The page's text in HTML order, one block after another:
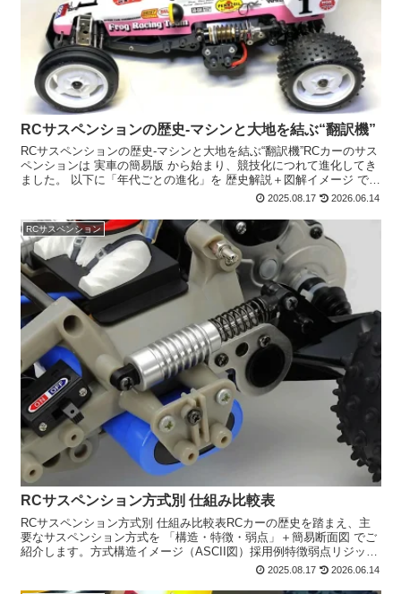
RCサスペンションの歴史‐マシンと大地を結ぶ“翻訳機”
RCサスペンションの歴史‐マシンと大地を結ぶ“翻訳機”RCカーのサス
ペンションは 実車の簡易版 から始まり、競技化につれて進化してき
ました。 以下に「年代ごとの進化」を 歴史解説＋図解イメージ でご
2025.08.17 2026.06.14
RCサスペンション
RCサスペンション方式別 仕組み比較表
RCサスペンション方式別 仕組み比較表RCカーの歴史を踏まえ、主
要なサスペンション方式を 「構造・特徴・弱点」＋簡易断面図 でご
紹介します。方式構造イメージ（ASCII図）採用例特徴弱点リジッド
2025.08.17 2026.06.14